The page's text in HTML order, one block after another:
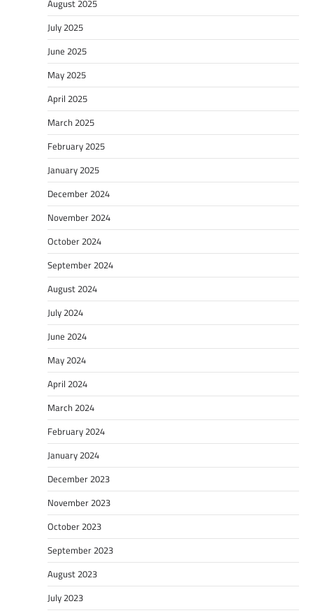
August 2025
July 2025
June 2025
May 2025
April 2025
March 2025
February 2025
January 2025
December 2024
November 2024
October 2024
September 2024
August 2024
July 2024
June 2024
May 2024
April 2024
March 2024
February 2024
January 2024
December 2023
November 2023
October 2023
September 2023
August 2023
July 2023